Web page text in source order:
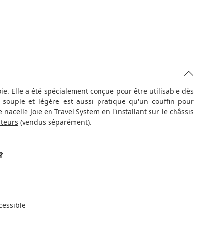
Elle a été spécialement conçue pour être utilisable dès
et légère est aussi pratique qu'un couffin pour
Joie en Travel System en l'installant sur le châssis
(vendus séparément).